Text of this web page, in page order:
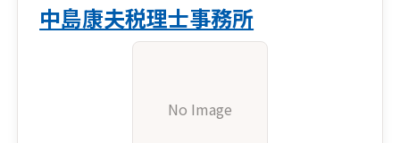
中島康夫税理士事務所
No Image